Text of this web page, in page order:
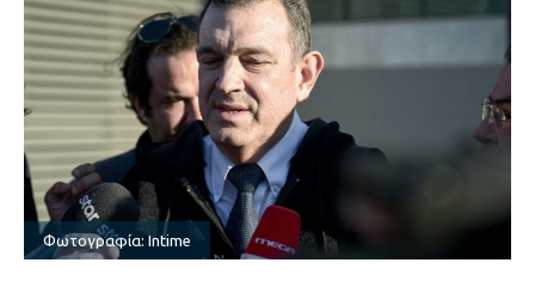
Φωτογραφία: Intime